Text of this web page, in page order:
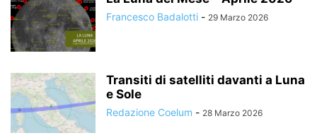
Francesco Badalotti - 29 Marzo 2026
Transiti di satelliti davanti a Luna
e Sole
Redazione Coelum - 28 Marzo 2026